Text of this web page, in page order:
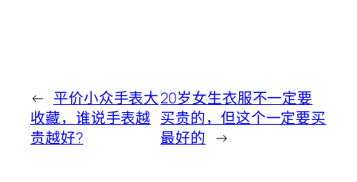
← 平价小众手表大
收藏，谁说手表越
贵越好?
20岁女生衣服不一定要
买贵的，但这个一定要买
最好的 →